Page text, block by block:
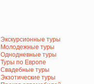
Экскурсионные туры
Молодежные туры
Однодневные туры
Туры по Европе
Свадебные туры
Экзотические туры